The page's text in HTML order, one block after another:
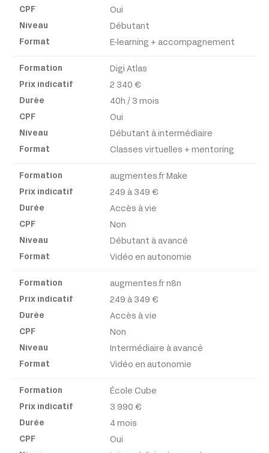
Niveau
Format
Oui
Débutant
E-learning + accompagnement
Digi Atlas
2 340 €
40h / 3 mois
Oui
Débutant à intermédiaire
Classes virtuelles + mentoring
augmentes.fr Make
249 à 349 €
Accès à vie
Non
Débutant à avancé
Vidéo en autonomie
augmentes.fr n8n
249 à 349 €
Accès à vie
Non
Intermédiaire à avancé
Vidéo en autonomie
École Cube
3 990 €
4 mois
Oui